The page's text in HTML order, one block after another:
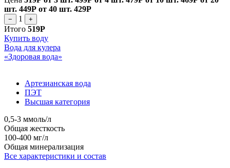
шт. 449Р от 40 шт. 429Р
− 1 +
Итого 519Р
Купить воду
Вода для кулера
«Здоровая вода»
Артезианская вода
ПЭТ
Высшая категория
0,5-3 ммоль/л
Общая жесткость
100-400 мг/л
Общая минерализация
Все характеристики и состав